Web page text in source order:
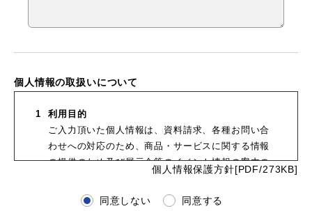
個人情報の取扱いについて
利用目的
ご入力頂いた個人情報は、資料請求、各種お問い合
わせへの対応のため、商品・サービスに関する情報
の提供のため及び展示会等のイベント情報の案内の
ために利用し、その他の目的では利用いたしませ
個人情報保護方針[PDF/273KB]
同意しない 同意する